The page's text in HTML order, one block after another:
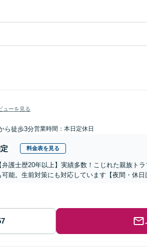
ューを見る
ら徒歩3分営業時間：本日定休日
料金表を見る
護士歴20年以上】実績多数！こじれた親族ト
能。生前対策にも対応しています【夜間・休日